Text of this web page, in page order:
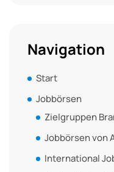
Navigation
Start
Jobbörsen
Zielgruppen
Jobbörsen von
International